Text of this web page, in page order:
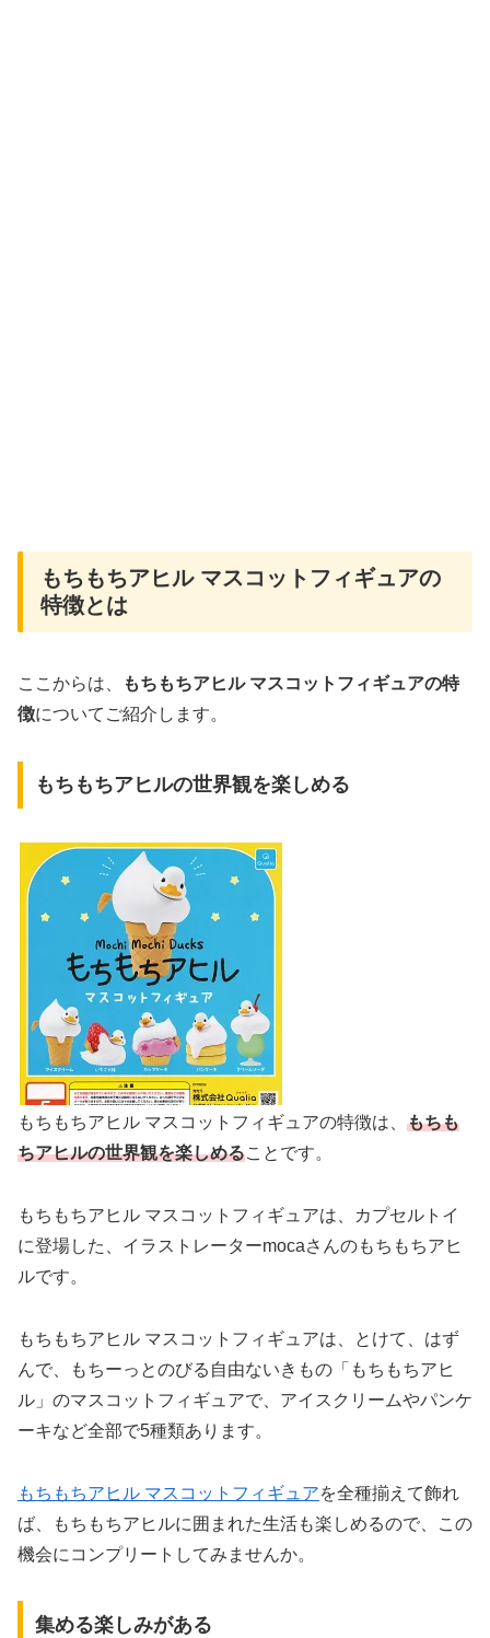
もちもちアヒル マスコットフィギュアの
特徴とは
ここからは、
もちもちアヒル マスコットフィギュアの特
徴についてご紹介します。
もちもちアヒルの世界観を楽しめる
もちもちアヒル マスコットフィギュアの特徴は、 もちも
ちアヒルの世界観を楽しめることです。
もちもちアヒル マスコットフィギュアは、カプセルトイ
に登場した、イラストレーターmocaさんのもちもちアヒ
ルです。
もちもちアヒル マスコットフィギュアは、とけて、はず
んで、もちーっとのびる自由ないきもの「もちもちアヒ
ル」のマスコットフィギュアで、アイスクリームやパンケ
ーキなど全部で5種類あります。
もちもちアヒル マスコットフィギュアを全種揃えて飾れ
ば、もちもちアヒルに囲まれた生活も楽しめるので、この
機会にコンプリートしてみませんか。
集める楽しみがある